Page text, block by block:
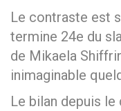
Le contraste est
termine 24e du
de Mikaela
inimaginable
Le bilan depuis